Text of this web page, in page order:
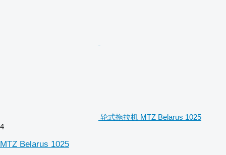
轮式拖拉机 MTZ Belarus 1025
4
MTZ Belarus 1025